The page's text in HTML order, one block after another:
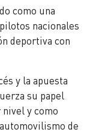
como una
nacionales
deportiva con
y la apuesta
su papel
y como
de